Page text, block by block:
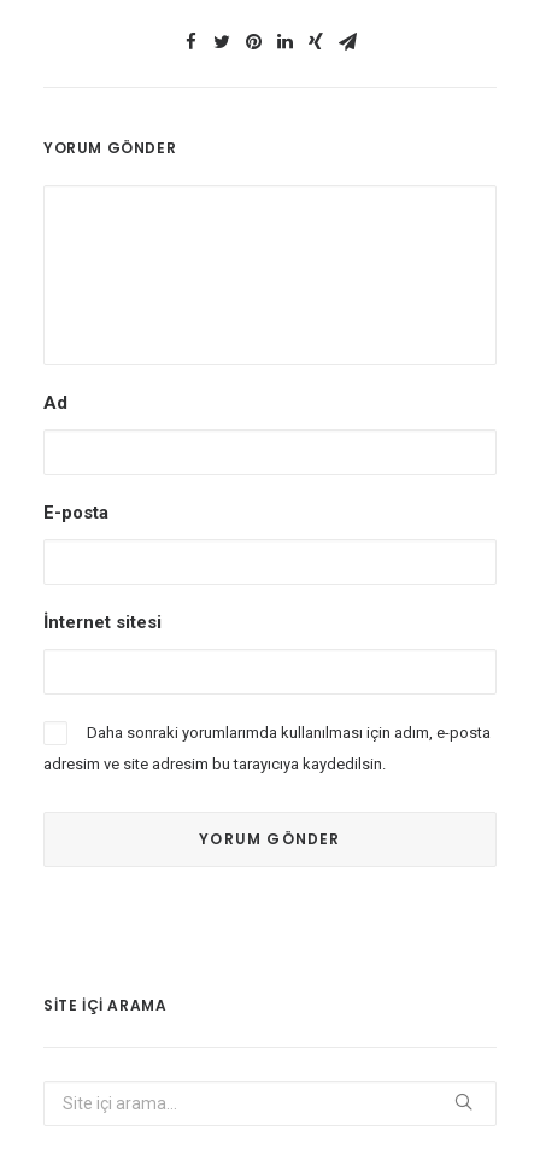
YORUM GÖNDER
Ad
E-posta
İnternet sitesi
Daha sonraki yorumlarımda kullanılması için adım, e-posta
adresim ve site adresim bu tarayıcıya kaydedilsin.
SITE IÇI ARAMA